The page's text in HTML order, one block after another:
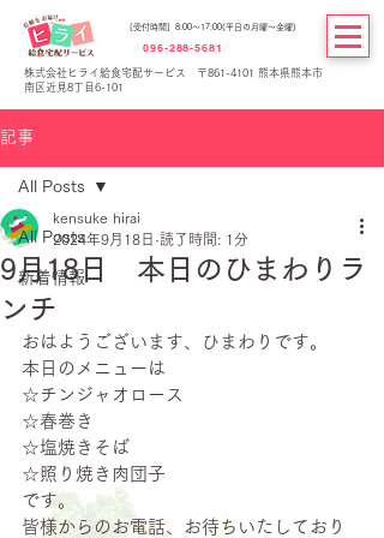
[受付時間] 8:00～17:00(平日の月曜～金曜)
096-288-5681
株式会社ヒライ給食宅配サービス 〒861-4101 熊本県熊本市
南区近見8丁目6-101
記事
All Posts
新着情報
All Posts
9月18日 本日のひまわりラ
ンチ
kensuke hirai
2024年9月18日 読了時間: 1分
おはようございます、ひまわりです。
本日のメニューは
☆チンジャオロース
☆春巻き
☆塩焼きそば
☆照り焼き肉団子
です。
皆様からのお電話、お待ちいたしており